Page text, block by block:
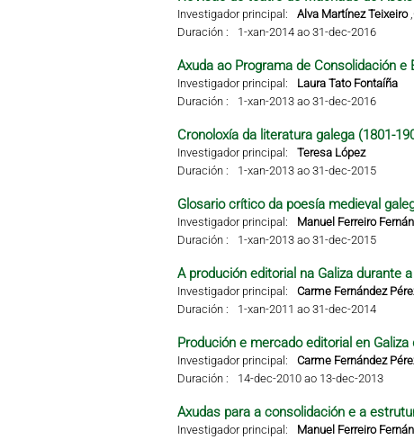
Investigador principal: Alva Martínez Teixeiro,
Duración :
1-xan-2014 ao 31-dec-2016
Axuda ao Programa de Consolidación
Investigador principal:
Laura Tato Fontaíña
Duración :
1-xan-2013 ao 31-dec-2016
Cronoloxía da literatura galega (1801-
Investigador principal:
Teresa López
Duración :
1-xan-2013 ao 31-dec-2015
Glosario crítico da poesía medieval
Investigador principal:
Manuel Ferreiro
Duración :
1-xan-2013 ao 31-dec-2015
A produción editorial na Galiza durante
Investigador principal:
Carme Fernández
Duración :
1-xan-2011 ao 31-dec-2014
Produción e mercado editorial en
Investigador principal:
Carme Fernández
Duración :
14-dec-2010 ao 13-dec-2013
Axudas para a consolidación e a
Investigador principal:
Manuel Ferreiro